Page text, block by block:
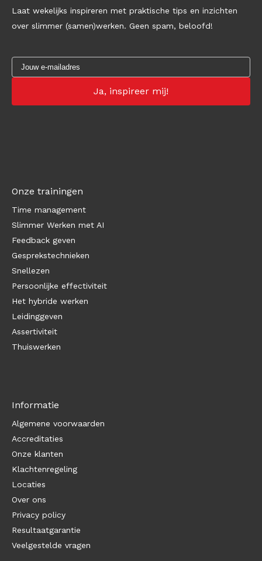
Laat wekelijks inspireren met praktische tips en inzichten
over slimmer (samen)werken. Geen spam, beloofd!
Onze trainingen
Time management
Slimmer Werken met AI
Feedback geven
Gesprekstechnieken
Snellezen
Persoonlijke effectiviteit
Het hybride werken
Leidinggeven
Assertiviteit
Thuiswerken
Informatie
Algemene voorwaarden
Accreditaties
Onze klanten
Klachtenregeling
Locaties
Over ons
Privacy policy
Resultaatgarantie
Veelgestelde vragen